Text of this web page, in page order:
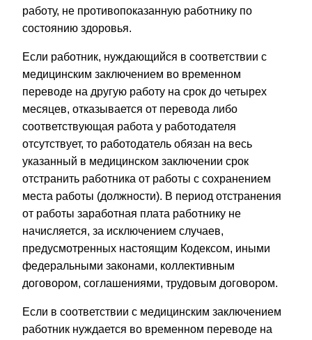
работу, не противопоказанную работнику по
состоянию здоровья.
Если работник, нуждающийся в соответствии с
медицинским заключением во временном
переводе на другую работу на срок до четырех
месяцев, отказывается от перевода либо
соответствующая работа у работодателя
отсутствует, то работодатель обязан на весь
указанный в медицинском заключении срок
отстранить работника от работы с сохранением
места работы (должности). В период отстранения
от работы заработная плата работнику не
начисляется, за исключением случаев,
предусмотренных настоящим Кодексом, иными
федеральными законами, коллективным
договором, соглашениями, трудовым договором.
Если в соответствии с медицинским заключением
работник нуждается во временном переводе на